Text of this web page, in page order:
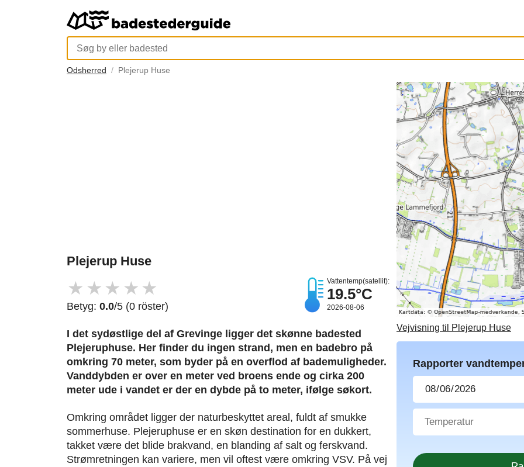
Odsherred Plejerup Huse
Plejerup Huse
★ ★ ★ ★ ★
Betyg: 0.0/5 (0 röster)
Vattentemp(satellit):
19.5°C
2026-08-06
I det sydøstlige del af Grevinge ligger det skønne badested
Plejeruphuse. Her finder du ingen strand, men en badebro på
omkring 70 meter, som byder på en overflod af bademuligheder.
Vanddybden er over en meter ved broens ende og cirka 200
meter ude i vandet er der en dybde på to meter, ifølge søkort.
Omkring området ligger der naturbeskyttet areal, fuldt af smukke
sommerhuse. Plejeruphuse er en skøn destination for en dukkert,
takket være det blide brakvand, en blanding af salt og ferskvand.
Strømretningen kan variere, men vil oftest være omkring VSV. På vej
Vejvisning til Plejerup Huse
Rapporter